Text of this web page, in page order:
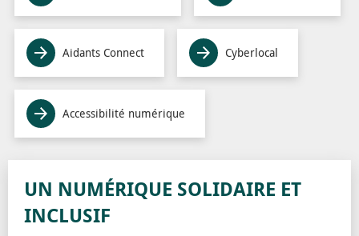
Aidants Connect Cyberlocal
Accessibilité numérique
UN NUMÉRIQUE SOLIDAIRE ET
INCLUSIF